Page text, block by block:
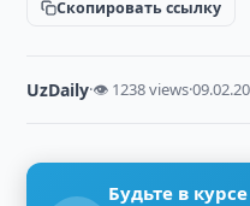
Скопировать ссылку
UzDaily·👁 1238 views·
Будьте в